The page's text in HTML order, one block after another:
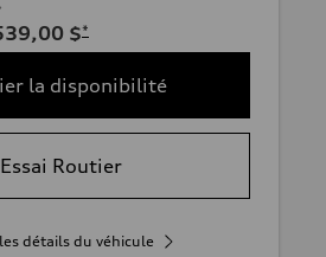
$*
la disponibilité
Essai Routier
détails du véhicule